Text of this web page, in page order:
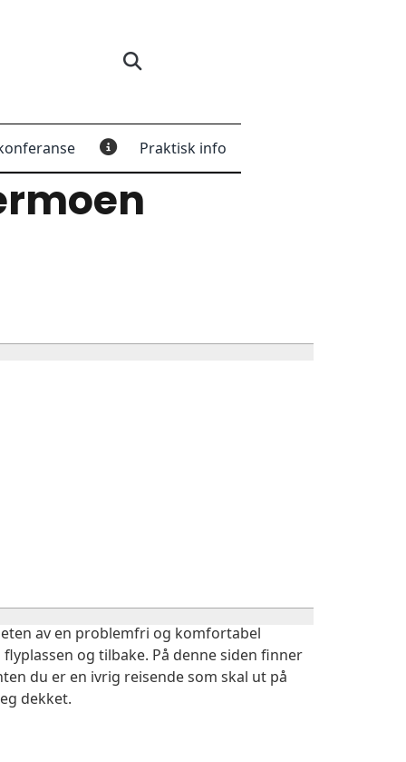
Praktisk info
av en problemfri og komfortabel
og tilbake. På denne siden finner
du er en ivrig reisende som skal ut på
dekket.